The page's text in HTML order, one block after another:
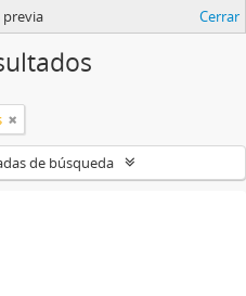
Cerrar
de búsqueda